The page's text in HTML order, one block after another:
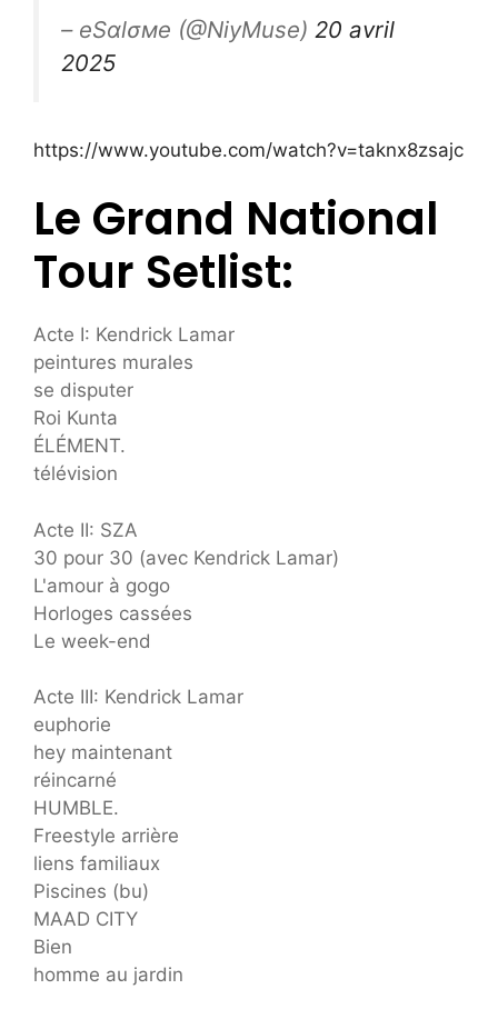
– eSαlσмe (@NiyMuse) 20 avril
2025
https://www.youtube.com/watch?v=taknx8zsajc
Le Grand National
Tour Setlist:
Acte I: Kendrick Lamar
peintures murales
se disputer
Roi Kunta
ÉLÉMENT.
télévision
Acte II: SZA
30 pour 30 (avec Kendrick Lamar)
L'amour à gogo
Horloges cassées
Le week-end
Acte III: Kendrick Lamar
euphorie
hey maintenant
réincarné
HUMBLE.
Freestyle arrière
liens familiaux
Piscines (bu)
MAAD CITY
Bien
homme au jardin